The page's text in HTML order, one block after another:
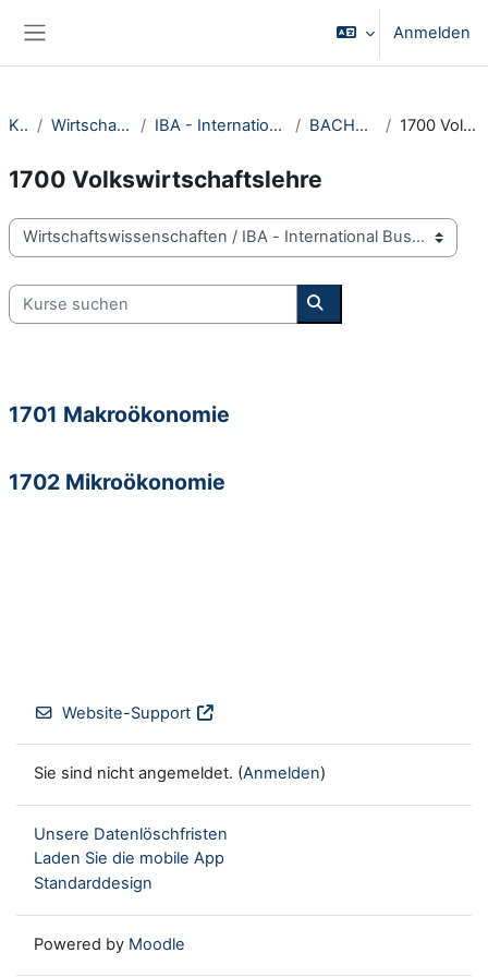
Anmelden
Kurse Wirtschaftswissenschaften IBA - International Business Administration BACHELOR Kurse DBM 1700 Volkswirtschaftslehre
1700 Volkswirtschaftslehre
Kursbereiche
Kurse suchen
Kurse suchen
1701 Makroökonomie
1702 Mikroökonomie
Website-Support
Sie sind nicht angemeldet. (Anmelden)
Unsere Datenlöschfristen
Laden Sie die mobile App
Standarddesign
Powered by Moodle